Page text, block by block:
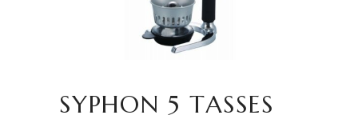
SYPHON 5 TASSES